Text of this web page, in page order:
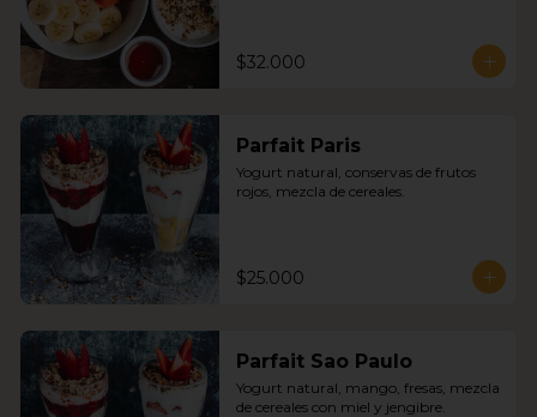
$32.000
Parfait Paris
Yogurt natural, conservas de frutos
rojos, mezcla de cereales.
$25.000
Parfait Sao Paulo
Yogurt natural, mango, fresas, mezcla
de cereales con miel y jengibre.